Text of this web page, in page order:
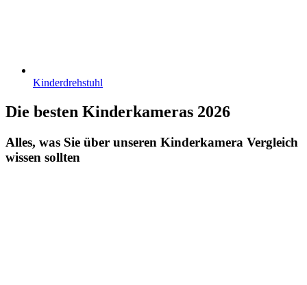
Kinderdrehstuhl
Die besten Kinderkameras 2026
Alles, was Sie über unseren Kinderkamera Vergleich
wissen sollten